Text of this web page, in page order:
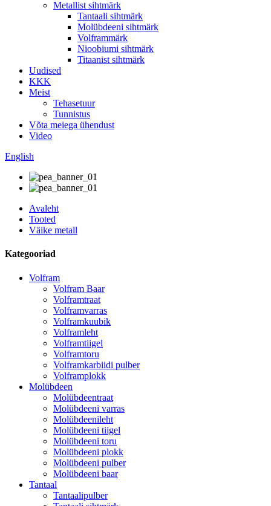
Metallist sihtmärk
Tantaali sihtmärk
Molübdeeni sihtmärk
Volframmärk
Nioobiumi sihtmärk
Titaanist sihtmärk
Uudised
KKK
Meist
Tehasetuur
Tunnistus
Võta meiega ühendust
Video
English
Avaleht
Tooted
Väike metall
Kategooriad
Volfram
Volfram Baar
Volframtraat
Volframvarras
Volframkuubik
Volframleht
Volframtiigel
Volframtoru
Volframkarbiidi pulber
Volframplokk
Molübdeen
Molübdeentraat
Molübdeeni varras
Molübdeenileht
Molübdeeni tiigel
Molübdeeni toru
Molübdeeni plokk
Molübdeeni pulber
Molübdeeni baar
Tantaal
Tantaalipulber